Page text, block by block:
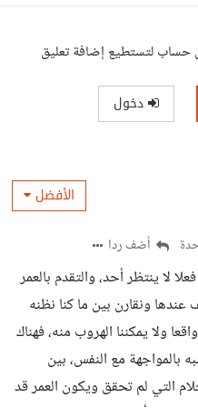
لتستطيع إضافة تعليق
دخول
الأفضل
أضف ردا
لا ينتظر أحد، والتقدم بالعمر
ونقارن بين ما كنا نظنه
ولا يمكننا الهروب منه، فهناك
بالمواجهة مع النفس، بين
التي لم تحقق ويكون العمر قد